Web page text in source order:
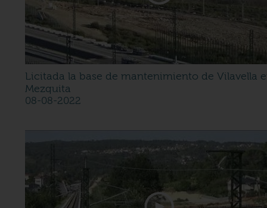
Licitada la base de mantenimiento de Vilavella
Mezquita
08-08-2022